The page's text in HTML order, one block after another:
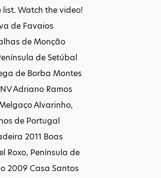
Watch the video!
de Favaios
de Monção
de Setúbal
de Borba Montes
Adriano Ramos
Alvarinho,
de Portugal
2011 Boas
Roxo, Península de
2009 Casa Santos